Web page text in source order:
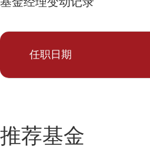
任职日期
推荐基金